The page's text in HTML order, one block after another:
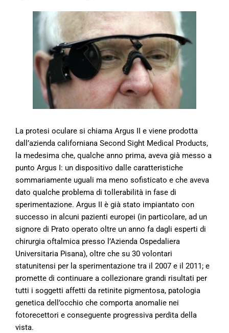
La protesi oculare si chiama Argus II e viene prodotta
dall’azienda californiana Second Sight Medical Products,
la medesima che, qualche anno prima, aveva già messo a
punto Argus I: un dispositivo dalle caratteristiche
sommariamente uguali ma meno sofisticato e che aveva
dato qualche problema di tollerabilità in fase di
sperimentazione. Argus II è già stato impiantato con
successo in alcuni pazienti europei (in particolare, ad un
signore di Prato operato oltre un anno fa dagli esperti di
chirurgia oftalmica presso l’Azienda Ospedaliera
Universitaria Pisana), oltre che su 30 volontari
statunitensi per la sperimentazione tra il 2007 e il 2011; e
promette di continuare a collezionare grandi risultati per
tutti i soggetti affetti da retinite pigmentosa, patologia
genetica dell’occhio che comporta anomalie nei
fotorecettori e conseguente progressiva perdita della
vista.